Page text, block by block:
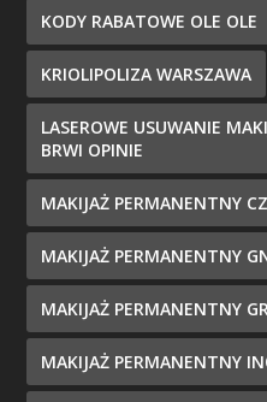
KODY RABATOWE OLE OLE
KRIOLIPOLIZA WARSZAWA
LASEROWE USUWANIE
BRWI OPINIE
MAKIJAŻ PERMANENTNY
MAKIJAŻ PERMANENTNY
MAKIJAŻ PERMANENTNY
MAKIJAŻ PERMANENTNY